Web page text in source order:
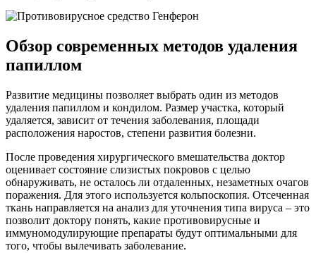
Обзор современных методов удаления
папиллом
Развитие медицины позволяет выбрать один из методов
удаления папиллом и кондилом. Размер участка, который
удаляется, зависит от течения заболевания, площади
расположения наростов, степени развития болезни.
После проведения хирургического вмешательства доктор
оценивает состояние слизистых покровов с целью
обнаруживать, не осталось ли отдаленных, незаметных очагов
поражения. Для этого используется кольпоскопия. Отсеченная
ткань направляется на анализ для уточнения типа вируса – это
позволит доктору понять, какие противовирусные и
иммуномодулирующие препараты будут оптимальными для
того, чтобы вылечивать заболевание.